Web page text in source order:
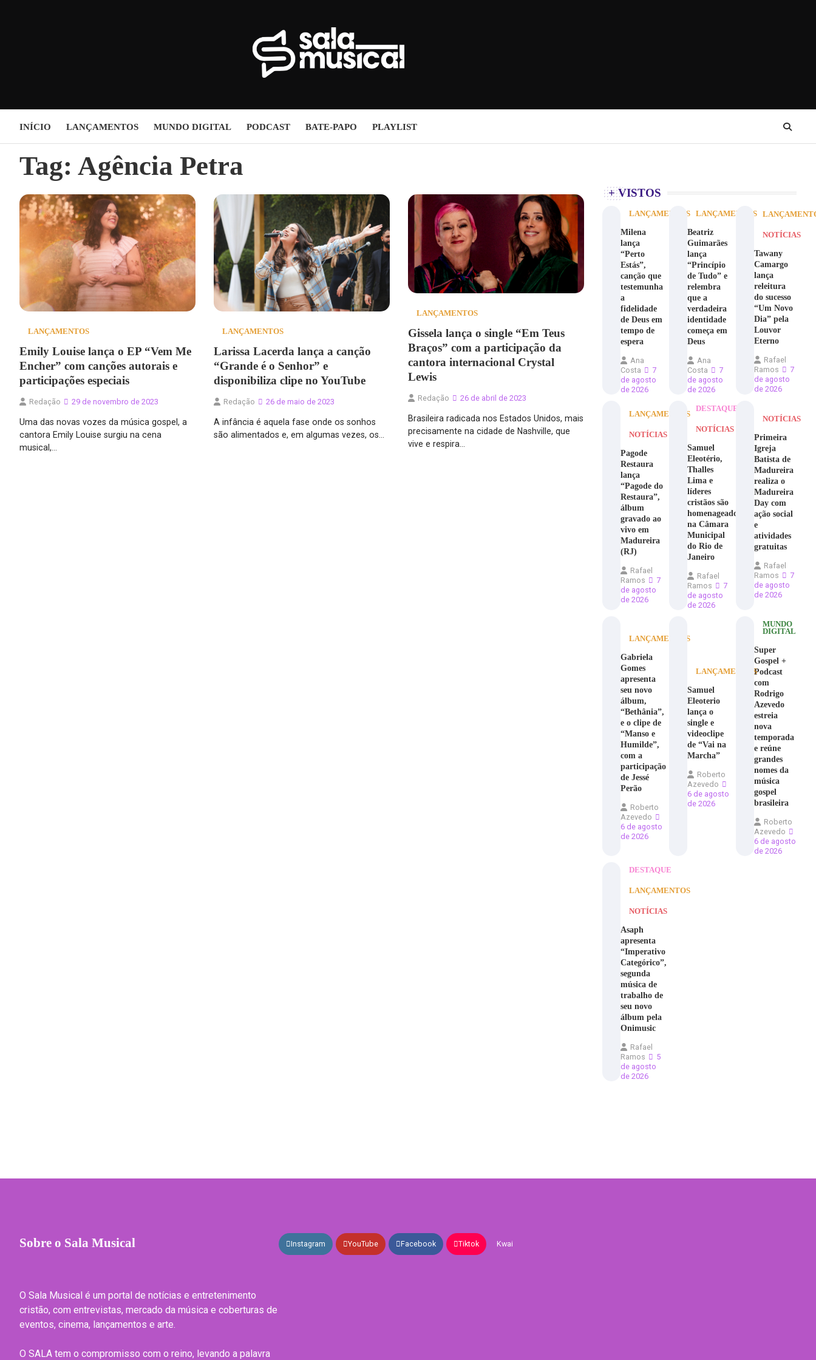
INÍCIO LANÇAMENTOS MUNDO DIGITAL PODCAST BATE-PAPO PLAYLIST
Tag: Agência Petra
LANÇAMENTOS
Emily Louise lança o EP “Vem Me
Encher” com canções autorais e
participações especiais
Redação 29 de novembro de 2023
Uma das novas vozes da música gospel, a
cantora Emily Louise surgiu na cena
musical,…
LANÇAMENTOS
Larissa Lacerda lança a canção
“Grande é o Senhor” e
disponibiliza clipe no YouTube
Redação 26 de maio de 2023
A infância é aquela fase onde os sonhos
são alimentados e, em algumas vezes, os…
LANÇAMENTOS
Gissela lança o single “Em Teus
Braços” com a participação da
cantora internacional Crystal
Lewis
Redação 26 de abril de 2023
Brasileira radicada nos Estados Unidos, mais
precisamente na cidade de Nashville, que
vive e respira…
+ VISTOS
LANÇAMENTOS
Milena
lança
“Perto
Estás”,
canção que
testemunha
a
fidelidade
de Deus em
tempo de
espera
Ana
Costa
7
de agosto
de 2026
LANÇAMENTOS
Beatriz
Guimarães
lança
“Princípio
de Tudo” e
relembra
que a
verdadeira
identidade
começa em
Deus
Ana
Costa
7
de agosto
de 2026
NOTÍCIAS
Tawany
Camargo
lança
releitura
do sucesso
“Um Novo
Dia” pela
Louvor
Eterno
Rafael
Ramos
7
de agosto
de 2026
LANÇAMENTOS
NOTÍCIAS
Pagode
Restaura
lança
“Pagode do
Restaura”,
álbum
gravado ao
vivo em
Madureira
(RJ)
Rafael
Ramos
7
de agosto
de 2026
DESTAQUE
NOTÍCIAS
Samuel
Eleotério,
Thalles
Lima e
líderes
cristãos são
homenageados
na Câmara
Municipal
do Rio de
Janeiro
Rafael
Ramos
7
de agosto
de 2026
NOTÍCIAS
Primeira
Igreja
Batista de
Madureira
realiza o
Madureira
Day com
ação social
e
atividades
gratuitas
Rafael
Ramos
7
de agosto
de 2026
LANÇAMENTOS
Gabriela
Gomes
apresenta
seu novo
álbum,
“Bethânia”,
e o clipe de
“Manso e
Humilde”,
com a
participação
de Jessé
Perão
Roberto
Azevedo
6 de agosto
de 2026
LANÇAMENTOS
Samuel
Eleoterio
lança o
single e
videoclipe
de “Vai na
Marcha”
Roberto
Azevedo
6 de agosto
de 2026
MUNDO
DIGITAL
Super
Gospel +
Podcast
com
Rodrigo
Azevedo
estreia
nova
temporada
e reúne
grandes
nomes da
música
gospel
brasileira
Roberto
Azevedo
6 de agosto
de 2026
DESTAQUE
LANÇAMENTOS
NOTÍCIAS
Asaph
apresenta
“Imperativo
Categórico”,
segunda
música de
trabalho de
seu novo
álbum pela
Onimusic
Rafael
Ramos
5
de agosto
de 2026
Sobre o Sala Musical
O Sala Musical é um portal de notícias e entretenimento
cristão, com entrevistas, mercado da música e coberturas de
eventos, cinema, lançamentos e arte.
O SALA tem o compromisso com o reino, levando a palavra
Instagram YouTube Facebook Tiktok Kwai